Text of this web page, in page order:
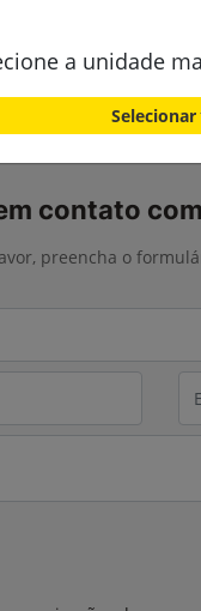
contato
preencha o
a unidade
Selecionar